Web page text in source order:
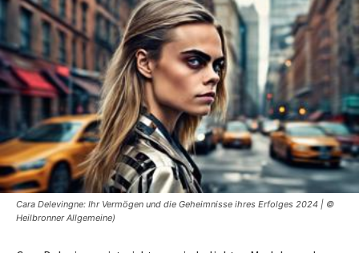
Cara Delevingne: Ihr Vermögen und die Geheimnisse ihres Erfolges 2024 | ©
Heilbronner Allgemeine)